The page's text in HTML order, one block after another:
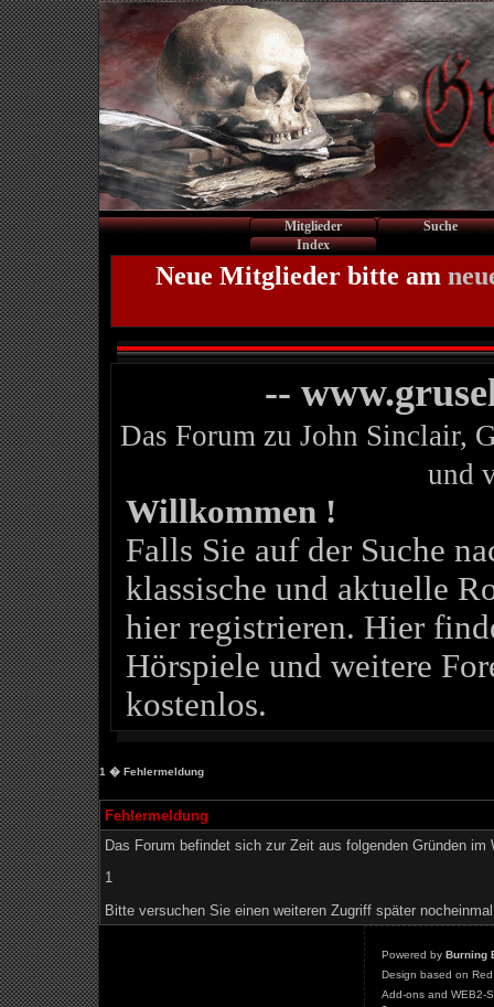
Mitglieder
Suche
Index
Neue Mitglieder bitte am
--
Das Forum zu John Sinclair,
und
Willkommen !
Falls Sie auf der Suche
klassische und aktuelle
hier registrieren. Hier
Hörspiele und weitere
kostenlos.
1 � Fehlermeldung
Fehlermeldung
Das Forum befindet sich zur Zeit aus folgenden Gründen im
1
Bitte versuchen Sie einen weiteren Zugriff später
Powered by Burning
Design based on
Add-ons and WEB2-